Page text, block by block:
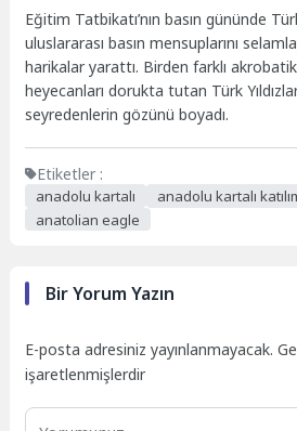
Eğitim Tatbikatı’nın basın gününde
uluslararası basın mensuplarını
harikalar yarattı. Birden farklı
heyecanları dorukta tutan Türk
seyredenlerin gözünü boyadı.
Etiketler :
anadolu kartalı
anadolu kartalı
anatolian eagle
Bir Yorum Yazın
E-posta adresiniz yayınlanmayacak.
işaretlenmişlerdir